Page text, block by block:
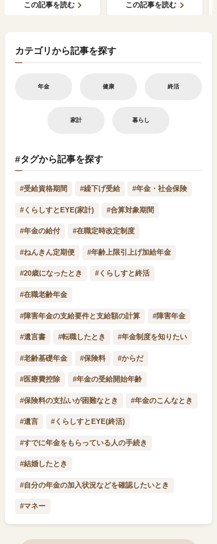
この記事を読む この記事を読む
カテゴリから記事を探す
年金 健康 終活
家計 暮らし
#タグから記事を探す
#受給資格期間 #繰下げ受給 #年金・社会保険
#くらしすとEYE(家計) #合算対象期間
#年金の給付 #在職定時改定制度
#ねんきん定期便 #年齢上限引上げ加給年金
#20歳になったとき #くらしすと終活
#在職老齢年金
#障害年金の支給要件と支給額の計算 #障害年金
#遺言書 #転職したとき #年金制度を知りたい
#老齢基礎年金 #保険料 #からだ
#医療費控除 #年金の受給開始年齢
#保険料の支払いが困難なとき #年金のこんなとき
#遺言 #くらしすとEYE(終活)
#すでに年金をもらっている人の手続き
#結婚したとき
#自分の年金の加入状況などを確認したいとき
#マネー